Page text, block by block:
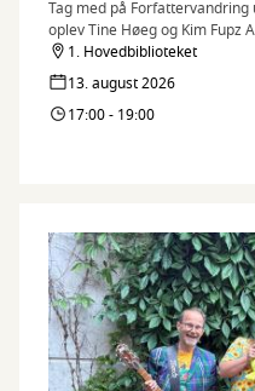
Tag med på
oplev Tine Høeg og Kim Fupz
1. Hovedbiblioteket
13. august 2026
17:00 - 19:00